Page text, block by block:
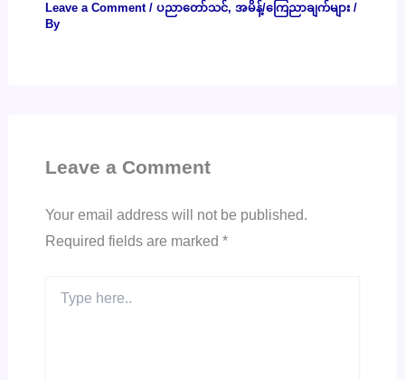
Leave a Comment / ပညာတော်သင်, အမိန့်/ကြေညာချက်များ/
By
Leave a Comment
Your email address will not be published.
Required fields are marked *
here..